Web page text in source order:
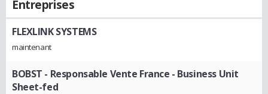
Entreprises
FLEXLINK SYSTEMS
maintenant
BOBST - Responsable Vente France - Business Unit
Sheet-fed